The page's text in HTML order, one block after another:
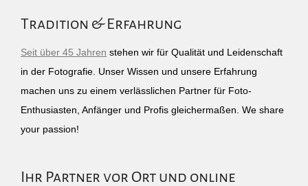
Tradition & Erfahrung
Seit über 45 Jahren stehen wir für Qualität und Leidenschaft
in der Fotografie. Unser Wissen und unsere Erfahrung
machen uns zu einem verlässlichen Partner für Foto-
Enthusiasten, Anfänger und Profis gleichermaßen. We share
your passion!
Ihr Partner vor Ort und online